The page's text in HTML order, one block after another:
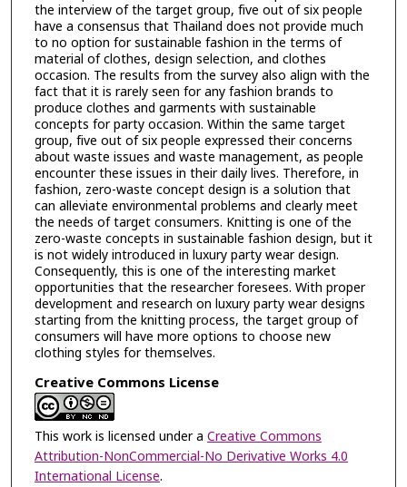
the interview of the target group, five out of six people
have a consensus that Thailand does not provide much
to no option for sustainable fashion in the terms of
material of clothes, design selection, and clothes
occasion. The results from the survey also align with the
fact that it is rarely seen for any fashion brands to
produce clothes and garments with sustainable
concepts for party occasion. Within the same target
group, five out of six people expressed their concerns
about waste issues and waste management, as people
encounter these issues in their daily lives. Therefore, in
fashion, zero-waste concept design is a solution that
can alleviate environmental problems and clearly meet
the needs of target consumers. Knitting is one of the
zero-waste concepts in sustainable fashion design, but it
is not widely introduced in luxury party wear design.
Consequently, this is one of the interesting market
opportunities that the researcher foresees. With proper
development and research on luxury party wear designs
starting from the knitting process, the target group of
consumers will have more options to choose new
clothing styles for themselves.
Creative Commons License
This work is licensed under a Creative Commons
Attribution-NonCommercial-No Derivative Works 4.0
International License.